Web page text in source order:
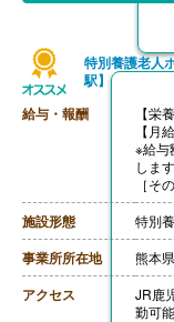
特別養護老人
駅】
給与・報酬
【栄
【月
※給与
します
［そ
・早
・住
【賞
【通
【昇
【退
施設形態 特別
事業所所在地 熊本
アクセス
JR鹿
勤可